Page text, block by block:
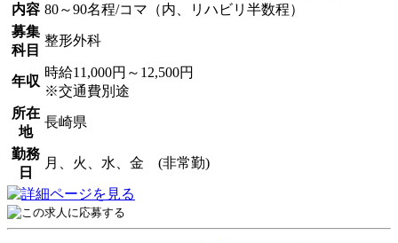
内容 80～90名程/コマ（内、リハビリ半数程）
募集
科目
整形外科
年収
時給11,000円～12,500円
※交通費別途
所在
地
長崎県
勤務
日
月、火、水、金 (非常勤)